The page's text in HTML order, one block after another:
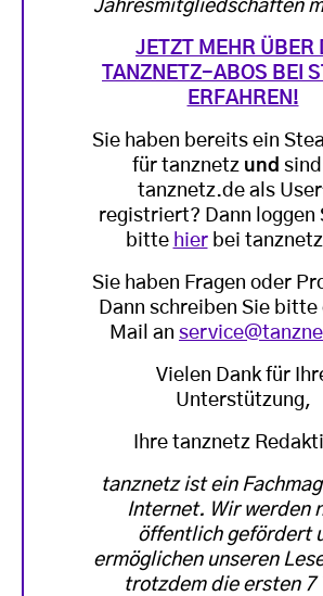
Jahresmitgliedschaften
JETZT MEHR ÜBER
TANZNETZ-ABOS BEI
ERFAHREN!
Sie haben bereits ein
für tanznetz und
tanznetz.de als
registriert? Dann loggen
bitte hierbei
Sie haben Fragen oder
Dann schreiben Sie bitte
Mail an
Vielen Dank für
Unterstützung,
Ihre tanznetz
tanznetz ist ein
Internet. Wir werden
öffentlich gefördert
ermöglichen unseren
trotzdem die ersten 7